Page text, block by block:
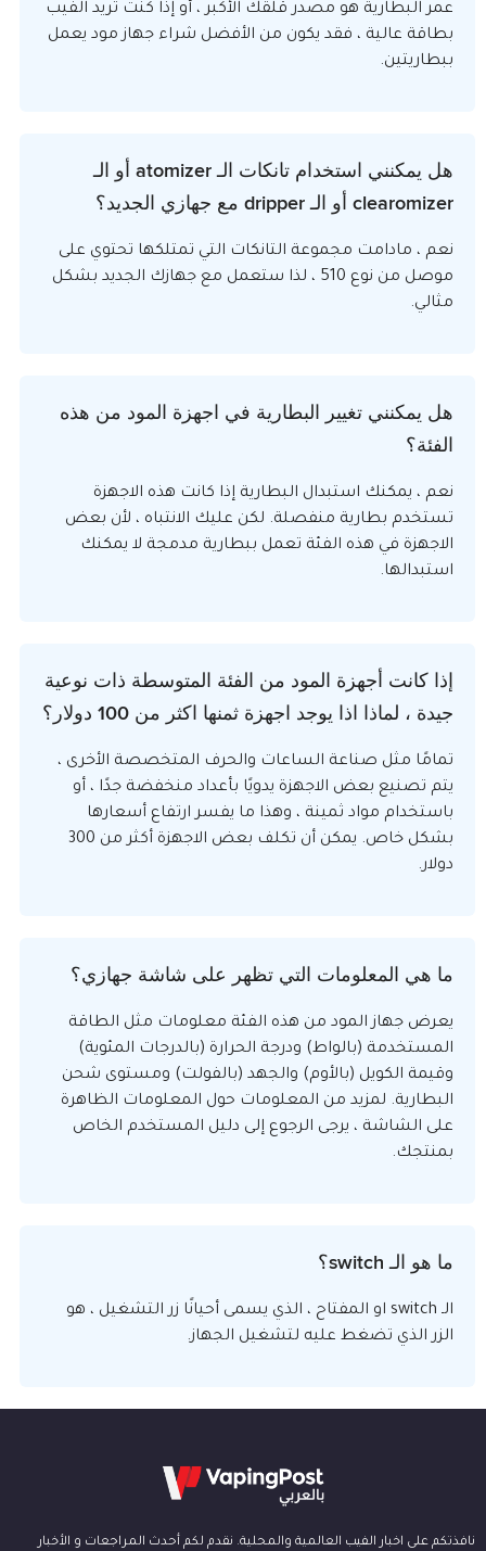
عمر البطارية هو مصدر قلقك الأكبر ، أو إذا كنت تريد الفيب
بطاقة عالية ، فقد يكون من الأفضل شراء جهاز مود يعمل
ببطاريتين.
هل يمكنني استخدام تانكات الـ atomizer أو الـ
clearomizer أو الـ dripper مع جهازي الجديد؟
نعم ، مادامت مجموعة التانكات التي تمتلكها تحتوي على
موصل من نوع 510 ، لذا ستعمل مع جهازك الجديد بشكل
مثالي.
هل يمكنني تغيير البطارية في اجهزة المود من هذه
الفئة؟
نعم ، يمكنك استبدال البطارية إذا كانت هذه الاجهزة
تستخدم بطارية منفصلة. لكن عليك الانتباه ، لأن بعض
الاجهزة في هذه الفئة تعمل ببطارية مدمجة لا يمكنك
استبدالها.
إذا كانت أجهزة المود من الفئة المتوسطة ذات نوعية
جيدة ، لماذا اذا يوجد اجهزة ثمنها اكثر من 100 دولار؟
تمامًا مثل صناعة الساعات والحرف المتخصصة الأخرى ،
يتم تصنيع بعض الاجهزة يدويًا بأعداد منخفضة جدًا ، أو
باستخدام مواد ثمينة ، وهذا ما يفسر ارتفاع أسعارها
بشكل خاص. يمكن أن تكلف بعض الاجهزة أكثر من 300
دولار.
ما هي المعلومات التي تظهر على شاشة جهازي؟
يعرض جهاز المود من هذه الفئة معلومات مثل الطاقة
المستخدمة (بالواط) ودرجة الحرارة (بالدرجات المئوية)
وقيمة الكويل (بالأوم) والجهد (بالفولت) ومستوى شحن
البطارية. لمزيد من المعلومات حول المعلومات الظاهرة
على الشاشة ، يرجى الرجوع إلى دليل المستخدم الخاص
بمنتجك.
ما هو الـ switch؟
الـ switch او المفتاح ، الذي يسمى أحيانًا زر التشغيل ، هو
الزر الذي تضغط عليه لتشغيل الجهاز.
نافذتكم على اخبار الفيب العالمية والمحلية. نقدم لكم أحدث المراجعات و الأخبار